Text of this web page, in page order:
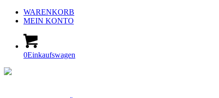
WARENKORB
MEIN KONTO
0Einkaufswagen